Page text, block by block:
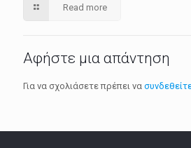
Read more
Αφήστε μια απάντηση
Για να σχολιάσετε πρέπει να